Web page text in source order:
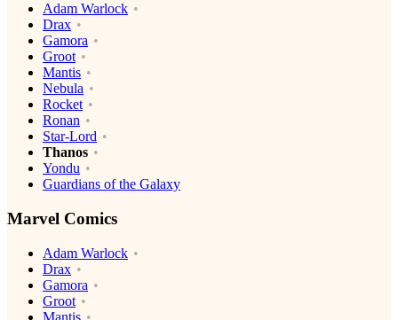
Adam Warlock
Drax
Gamora
Groot
Mantis
Nebula
Rocket
Ronan
Star-Lord
Thanos
Yondu
Guardians of the Galaxy
Marvel Comics
Adam Warlock
Drax
Gamora
Groot
Mantis